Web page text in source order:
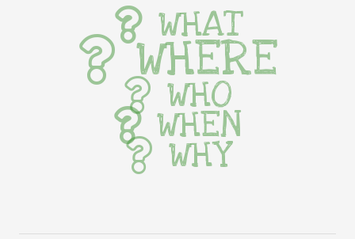
WHAT
WHERE
WHO
WHEN
WHY